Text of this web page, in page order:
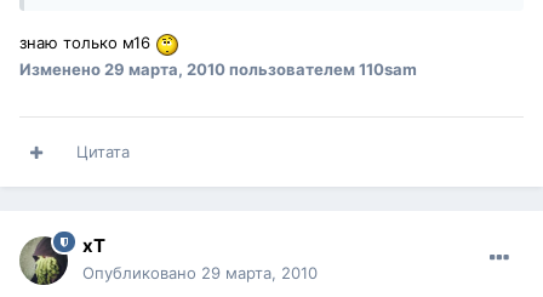
знаю только м16
Изменено 29 марта, 2010пользователем 110sam
Цитата
xT
Опубликовано 29 марта, 2010